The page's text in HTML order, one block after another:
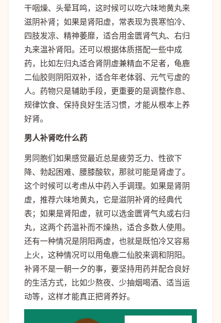
干咽燥、头晕耳鸣，这时候可以吃六味地黄丸来
滋阴补肾；如果是肾阳虚，常表现为畏寒怕冷、
四肢发凉、精神萎靡，适合用金匮肾气丸、右归
丸来温补肾阳。还可以根据体质搭配一些中成
药，比如左归丸适合肾阴虚兼精血不足者，龟鹿
二仙胶则阴阳双补，适合年老体弱、元气亏虚的
人。药物只是辅助手段，更重要的是调整作息、
规律饮食、保持良好生活习惯，才能从根本上养
好肾。
男人补肾吃什么药
男同胞们如果感觉最近总是疲劳乏力、性欲下
降、勃起困难、腰膝酸软，那就可能是肾虚了。
这个时候可以考虑从中药入手调理。如果是肾阴
虚，推荐六味地黄丸，它是滋阴补肾的经典代
表；如果是肾阳虚，就可以选金匮肾气丸或右归
丸，这两个药温补而不燥热，适合多数人使用。
还有一种情况是阴阳两虚，也就是既怕冷又容易
上火，这种情况可以用龟鹿二仙胶来调和阴阳。
补肾不是一朝一夕的事，要坚持用药并配合良好
的生活方式，比如少熬夜、少抽烟喝酒、适当运
动等，这样才能真正把肾养好。